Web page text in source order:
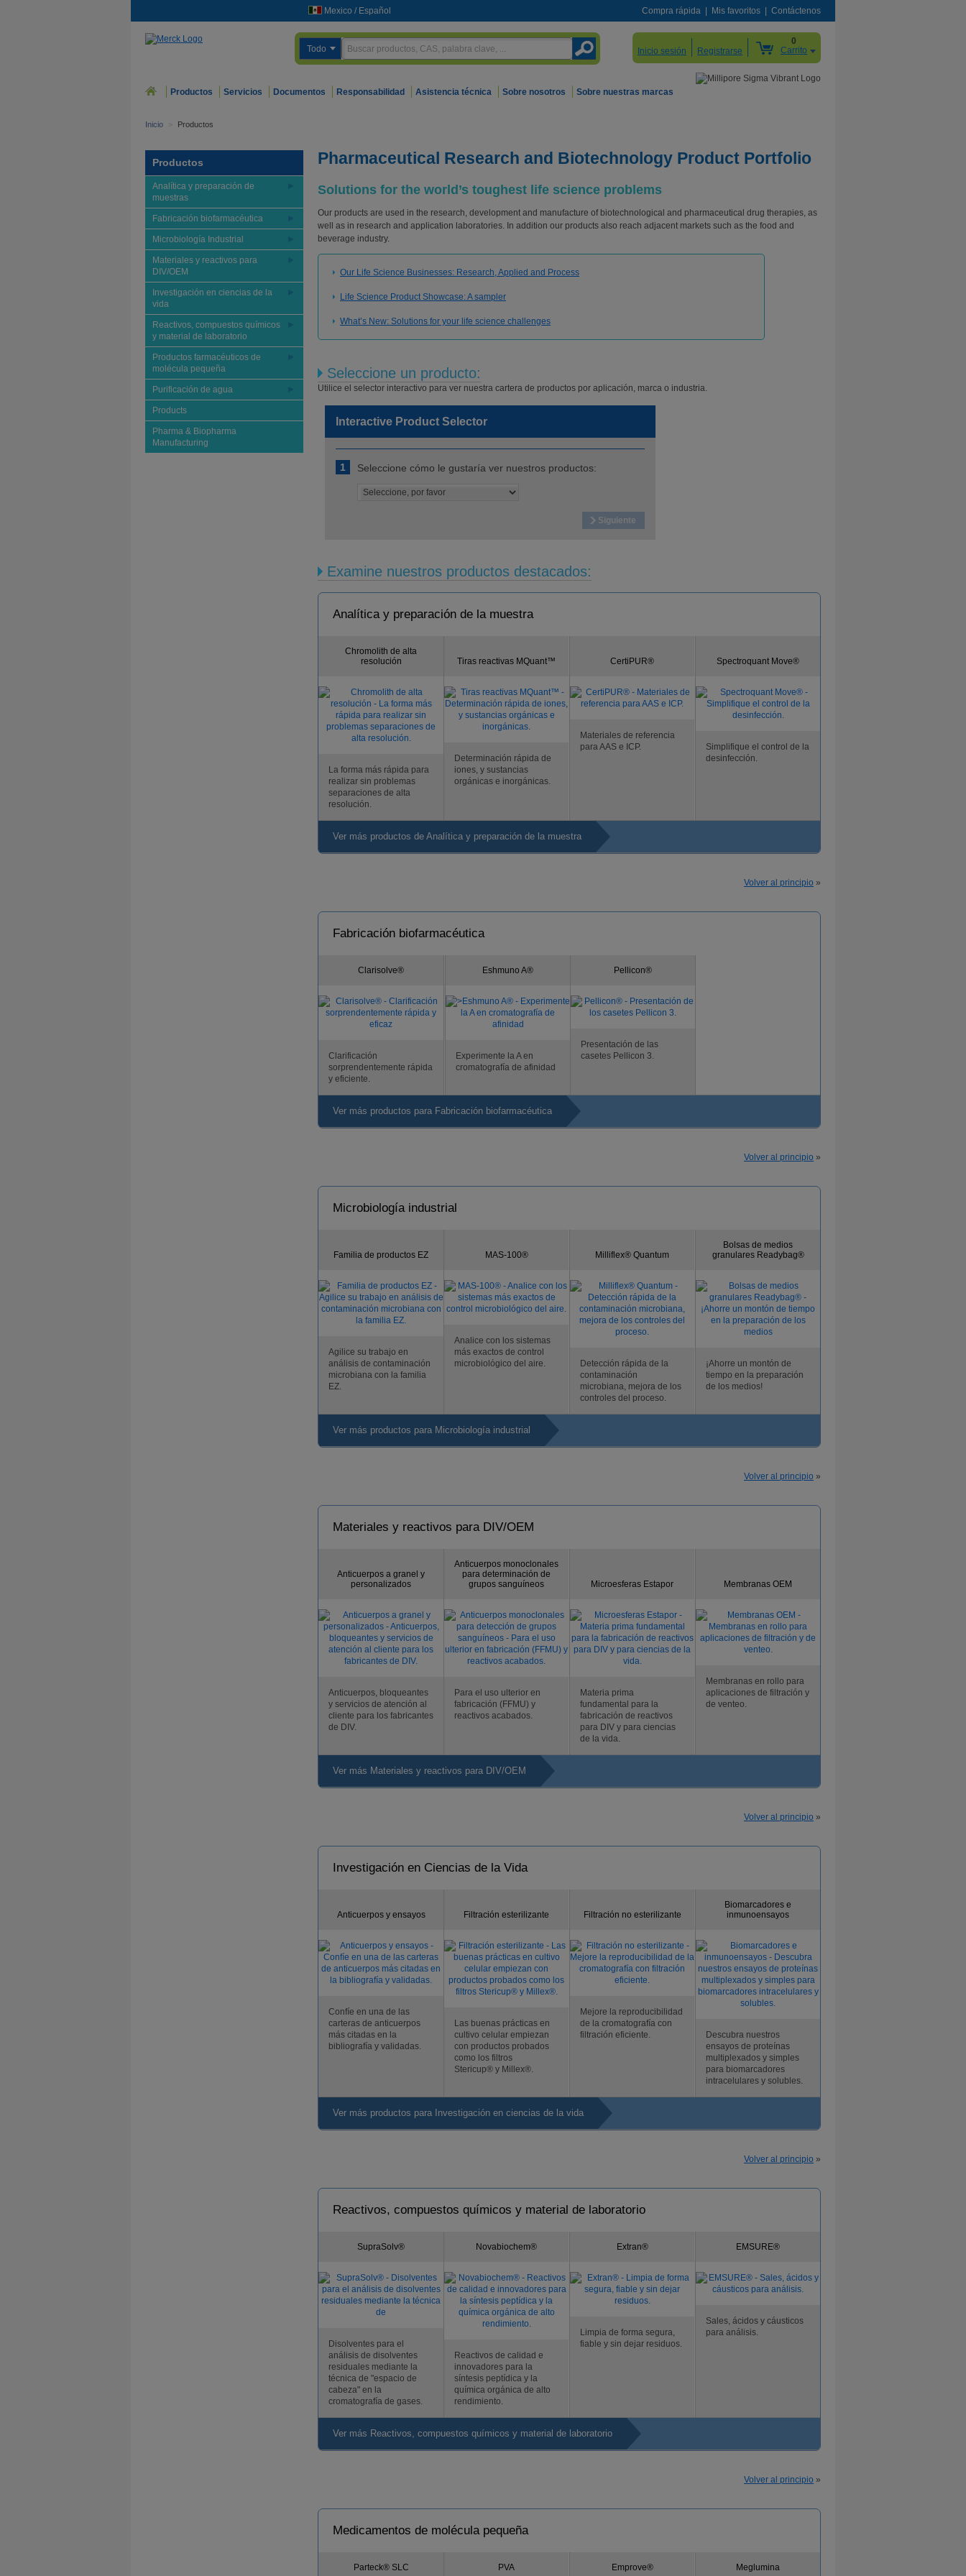
Mexico / Español Compra rápida Mis favoritos Contáctenos
Todo Inicio sesión Registrarse
0
Carrito
Productos Servicios Documentos Responsabilidad Asistencia técnica Sobre nosotros Sobre nuestras marcas
Inicio > Productos
Productos
Analítica y preparación de
muestras
Fabricación biofarmacéutica
Microbiología Industrial
Materiales y reactivos para
DIV/OEM
Investigación en ciencias de la
vida
Reactivos, compuestos químicos
y material de laboratorio
Productos farmacéuticos de
molécula pequeña
Purificación de agua
Products
Pharma & Biopharma
Manufacturing
Pharmaceutical Research and Biotechnology Product Portfolio
Solutions for the world’s toughest life science problems
Our products are used in the research, development and manufacture of biotechnological and pharmaceutical drug therapies, as
well as in research and application laboratories. In addition our products also reach adjacent markets such as the food and
beverage industry.
Our Life Science Businesses: Research, Applied and Process
Life Science Product Showcase: A sampler
What’s New: Solutions for your life science challenges
Seleccione un producto:
Utilice el selector interactivo para ver nuestra cartera de productos por aplicación, marca o industria.
Interactive Product Selector
1 Seleccione cómo le gustaría ver nuestros productos:
Siguiente
Examine nuestros productos destacados:
Analítica y preparación de la muestra
Chromolith de alta
resolución
La forma más rápida para
realizar sin problemas
separaciones de alta
resolución.
Tiras reactivas MQuant™
Determinación rápida de
iones, y sustancias
orgánicas e inorgánicas.
CertiPUR®
Materiales de referencia
para AAS e ICP.
Spectroquant Move®
Simplifique el control de la
desinfección.
Ver más productos de Analítica y preparación de la muestra
Volver al principio »
Fabricación biofarmacéutica
Clarisolve®
Clarificación
sorprendentemente rápida
y eficiente.
Eshmuno A®
Experimente la A en
cromatografía de afinidad
Pellicon®
Presentación de las
casetes Pellicon 3.
Ver más productos para Fabricación biofarmacéutica
Volver al principio »
Microbiología industrial
Familia de productos EZ
Agilice su trabajo en
análisis de contaminación
microbiana con la familia
EZ.
MAS-100®
Analice con los sistemas
más exactos de control
microbiológico del aire.
Milliflex® Quantum
Detección rápida de la
contaminación
microbiana, mejora de los
controles del proceso.
Bolsas de medios
granulares Readybag®
¡Ahorre un montón de
tiempo en la preparación
de los medios!
Ver más productos para Microbiología industrial
Volver al principio »
Materiales y reactivos para DIV/OEM
Anticuerpos a granel y
personalizados
Anticuerpos, bloqueantes
y servicios de atención al
cliente para los fabricantes
de DIV.
Anticuerpos monoclonales
para determinación de
grupos sanguíneos
Para el uso ulterior en
fabricación (FFMU) y
reactivos acabados.
Microesferas Estapor
Materia prima
fundamental para la
fabricación de reactivos
para DIV y para ciencias
de la vida.
Membranas OEM
Membranas en rollo para
aplicaciones de filtración y
de venteo.
Ver más Materiales y reactivos para DIV/OEM
Volver al principio »
Investigación en Ciencias de la Vida
Anticuerpos y ensayos
Confíe en una de las
carteras de anticuerpos
más citadas en la
bibliografía y validadas.
Filtración esterilizante
Las buenas prácticas en
cultivo celular empiezan
con productos probados
como los filtros
Stericup® y Millex®.
Filtración no esterilizante
Mejore la reproducibilidad
de la cromatografía con
filtración eficiente.
Biomarcadores e
inmunoensayos
Descubra nuestros
ensayos de proteínas
multiplexados y simples
para biomarcadores
intracelulares y solubles.
Ver más productos para Investigación en ciencias de la vida
Volver al principio »
Reactivos, compuestos químicos y material de laboratorio
SupraSolv®
Disolventes para el
análisis de disolventes
residuales mediante la
técnica de "espacio de
cabeza" en la
cromatografía de gases.
Novabiochem®
Reactivos de calidad e
innovadores para la
síntesis peptídica y la
química orgánica de alto
rendimiento.
Extran®
Limpia de forma segura,
fiable y sin dejar residuos.
EMSURE®
Sales, ácidos y cáusticos
para análisis.
Ver más Reactivos, compuestos químicos y material de laboratorio
Volver al principio »
Medicamentos de molécula pequeña
Parteck® SLC PVA Emprove® Meglumina